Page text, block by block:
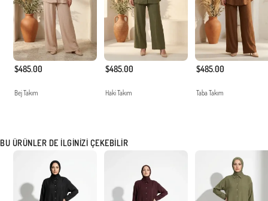
$485.00
Bej Takım
$485.00
Haki Takım
$485.00
Taba Takım
BU ÜRÜNLER DE İLGINIZI ÇEKEBILIR